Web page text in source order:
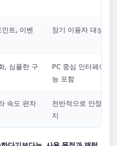
트, 이벤
장기 이용자 대상 혜
, 심플한 구
PC 중심 인터페이스,
능 포함
속도 편차
전반적으로 안정적
지